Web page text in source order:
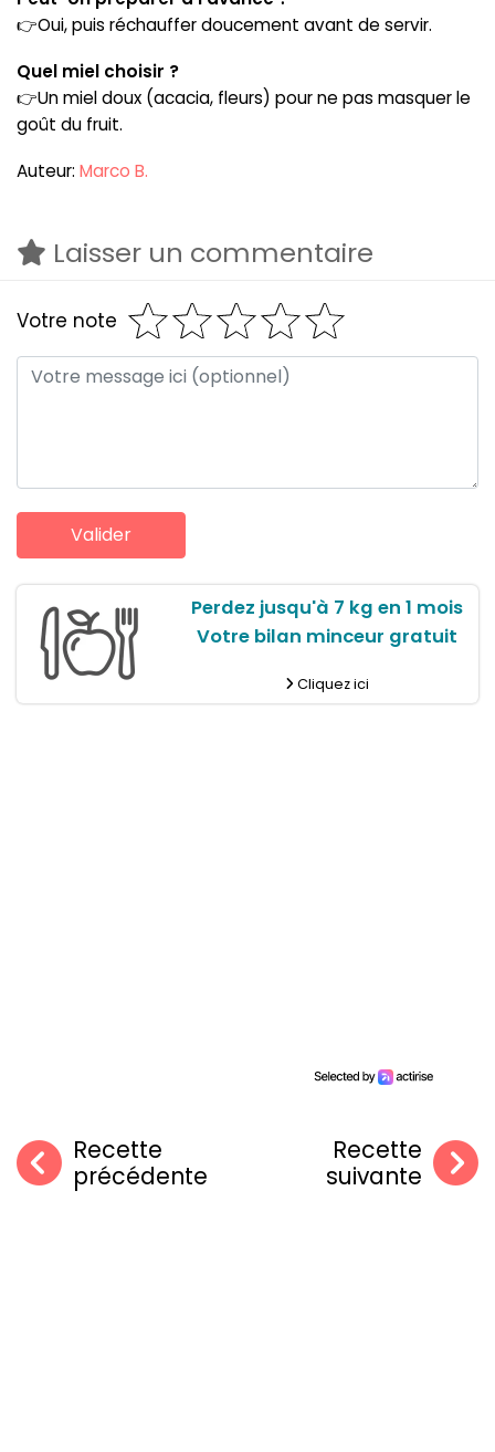
👉Oui, puis réchauffer doucement avant de servir.
Quel miel choisir ?
👉Un miel doux (acacia, fleurs) pour ne pas masquer le
goût du fruit.
Auteur: Marco B.
Laisser un commentaire
Votre note
Perdez jusqu'à 7 kg en 1 mois
Votre bilan minceur gratuit
Cliquez ici
Recette
précédente
Recette
suivante